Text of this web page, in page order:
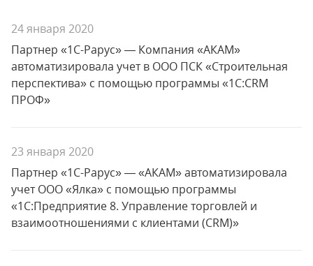
24 января 2020
Партнер «1С-Рарус» — Компания «АКАМ»
автоматизировала учет в ООО ПСК «Строительная
перспектива» с помощью программы «1С:CRM
ПРОФ»
23 января 2020
Партнер «1С-Рарус» — «АКАМ» автоматизировала
учет ООО «Ялка» с помощью программы
«1С:Предприятие 8. Управление торговлей и
взаимоотношениями с клиентами (CRM)»